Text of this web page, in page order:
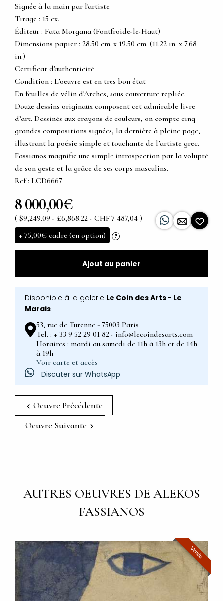
Signée à la main par l'artiste
Tirage : 15 ex.
Éditeur : Fata Morgana (Fontfroide-le-Haut)
Dimensions papier : 28.50 cm. x 19.50 cm. (11.22 in. x 7.68
in.)
Certificat d'authenticité
Condition : L’oeuvre est en très bon état
En feuilles de vélin d'Arches, sous couverture repliée.
Douze dessins originaux composent cet admirable livre
d’art. Dessinés aux crayons de couleurs, on compte cinq
grandes compositions signées, la dernière à pleine page,
illustrant la poésie simple et touchante de l’artiste grec.
Fassianos magnifie une simple introspection par la volupté
de son geste et la grâce de ses corps masculins.
Ref : LCD6667
8 000,00€
( $9,249.09 - £6,868.22 - CHF 7 487,04 )
+ 75,00€ cadre (en option) ?
Ajout au panier
Disponible à la galerie Le Coin des Arts - Le
Marais
53, rue de Turenne - 75003 Paris
Tel. : + 33 9 52 29 01 82 - info@lecoindesarts.com
Horaires : mardi au samedi de 11h à 13h et de 14h
à 19h
Voir carte et accès
Discuter sur WhatsApp
Oeuvre Précédente
Oeuvre Suivante
AUTRES OEUVRES DE ALEKOS
FASSIANOS
Vendu